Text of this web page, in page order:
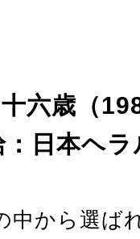
六歳（
：日本ヘ
中から選ば